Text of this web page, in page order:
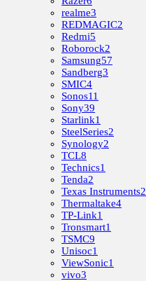
realme3
REDMAGIC2
Redmi5
Roborock2
Samsung57
Sandberg3
SMIC4
Sonos11
Sony39
Starlink1
SteelSeries2
Synology2
TCL8
Technics1
Tenda2
Texas Instruments2
Thermaltake4
TP-Link1
Tronsmart1
TSMC9
Unisoc1
ViewSonic1
vivo3